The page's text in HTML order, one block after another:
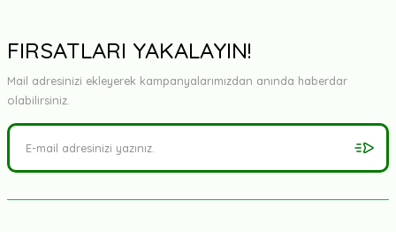
FIRSATLARI YAKALAYIN!
Mail adresinizi ekleyerek kampanyalarımızdan anında haberdar
olabilirsiniz.